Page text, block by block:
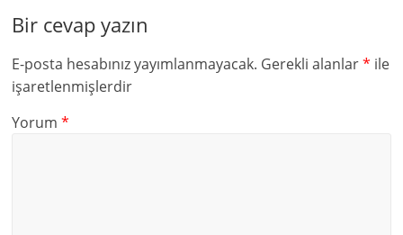
Bir cevap yazın
E-posta hesabınız yayımlanmayacak. Gerekli alanlar* ile
işaretlenmişlerdir
Yorum*